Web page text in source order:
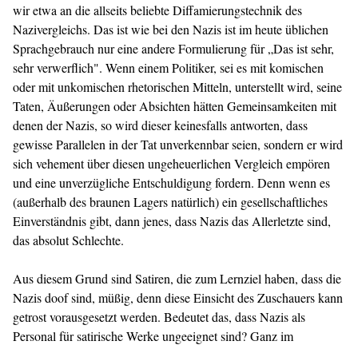
wir etwa an die allseits beliebte Diffamierungstechnik des
Nazivergleichs. Das ist wie bei den Nazis ist im heute üblichen
Sprachgebrauch nur eine andere Formulierung für „Das ist sehr,
sehr verwerflich". Wenn einem Politiker, sei es mit komischen
oder mit unkomischen rhetorischen Mitteln, unterstellt wird, seine
Taten, Äußerungen oder Absichten hätten Gemeinsamkeiten mit
denen der Nazis, so wird dieser keinesfalls antworten, dass
gewisse Parallelen in der Tat unverkennbar seien, sondern er wird
sich vehement über diesen ungeheuerlichen Vergleich empören
und eine unverzügliche Entschuldigung fordern. Denn wenn es
(außerhalb des braunen Lagers natürlich) ein gesellschaftliches
Einverständnis gibt, dann jenes, dass Nazis das Allerletzte sind,
das absolut Schlechte.
Aus diesem Grund sind Satiren, die zum Lernziel haben, dass die
Nazis doof sind, müßig, denn diese Einsicht des Zuschauers kann
getrost vorausgesetzt werden. Bedeutet das, dass Nazis als
Personal für satirische Werke ungeeignet sind? Ganz im